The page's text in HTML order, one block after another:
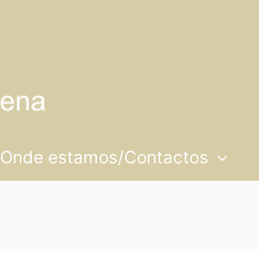
Onde estamos/Contactos